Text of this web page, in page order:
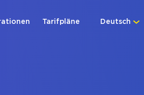
Deutsch
Tarifpläne